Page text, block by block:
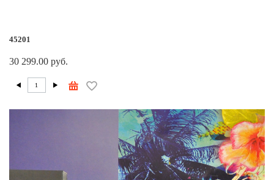
45201
30 299.00 руб.